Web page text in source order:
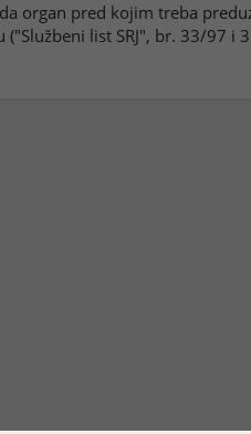
organ pred kojim treba
list SRJ", br. 33/97 i